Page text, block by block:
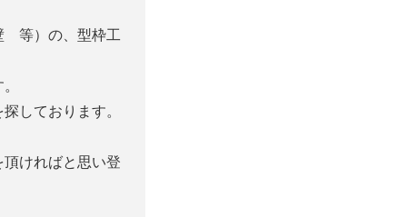
等）の、型枠工
しております。
ければと思い登